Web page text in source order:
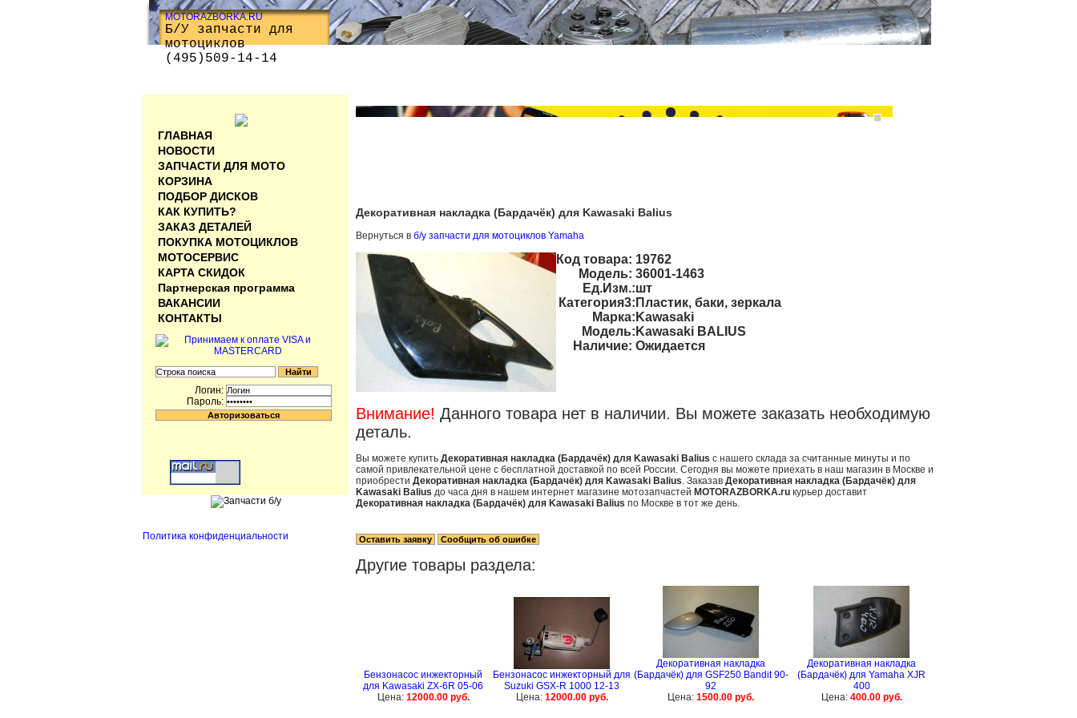
MOTORAZBORKA.RU
Б/У запчасти для
мотоциклов
(495)509-14-14
Декоративная накладка (Бардачёк) для Kawasaki Balius
Вернуться в б/у запчасти для мотоциклов Yamaha
Код товара: 19762
Модель: 36001-1463
Ед.Изм.:шт
Категория3: Пластик, баки, зеркала
Марка: Kawasaki
Модель: Kawasaki BALIUS
Наличие: Ожидается
Внимание! Данного товара нет в наличии. Вы можете заказать необходимую
деталь.
Вы можете купить Декоративная накладка (Бардачёк) для Kawasaki Balius с нашего склада за считанные минуты и по
самой привлекательной цене с бесплатной доставкой по всей России. Сегодня вы можете приехать в наш магазин в Москве и
приобрести Декоративная накладка (Бардачёк) для Kawasaki Balius. Заказав Декоративная накладка (Бардачёк) для
Kawasaki Balius до часа дня в нашем интернет магазине мотозапчастей MOTORAZBORKA.ru курьер доставит
Декоративная накладка (Бардачёк) для Kawasaki Balius по Москве в тот же день.
Другие товары раздела:
Бензонасос инжекторный
для Kawasaki ZX-6R 05-06
Цена: 12000.00 руб.
Бензонасос инжекторный для
Suzuki GSX-R 1000 12-13
Цена: 12000.00 руб.
Декоративная накладка
(Бардачёк) для GSF250 Bandit 90-
92
Цена: 1500.00 руб.
Декоративная накладка
(Бардачёк) для Yamaha XJR
400
Цена: 400.00 руб.
ГЛАВНАЯ
НОВОСТИ
ЗАПЧАСТИ ДЛЯ МОТО
КОРЗИНА
ПОДБОР ДИСКОВ
КАК КУПИТЬ?
ЗАКАЗ ДЕТАЛЕЙ
ПОКУПКА МОТОЦИКЛОВ
МОТОСЕРВИС
КАРТА СКИДОК
Партнерская программа
ВАКАНСИИ
КОНТАКТЫ
Логин:
Пароль:
Политика конфиденциальности